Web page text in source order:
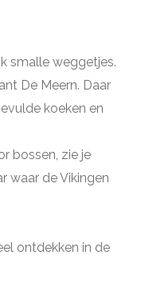
smalle weggetjes.
De Meern. Daar
koeken en
bossen, zie je
waar de Vikingen
ontdekken in de